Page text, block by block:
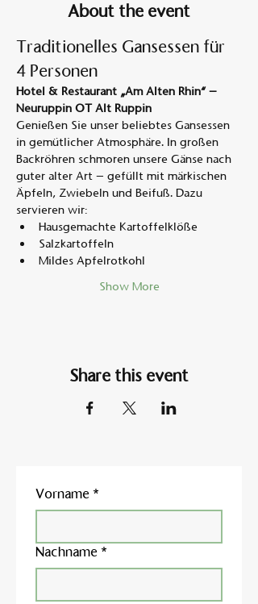
About the event
Traditionelles Gansessen für
4 Personen
Hotel & Restaurant „Am Alten Rhin“ –
Neuruppin OT Alt Ruppin
Genießen Sie unser beliebtes Gansessen
in gemütlicher Atmosphäre. In großen
Backröhren schmoren unsere Gänse nach
guter alter Art – gefüllt mit märkischen
Äpfeln, Zwiebeln und Beifuß. Dazu
servieren wir:
Hausgemachte Kartoffelklöße
Salzkartoffeln
Mildes Apfelrotkohl
Show More
Share this event
Vorname *
Nachname *